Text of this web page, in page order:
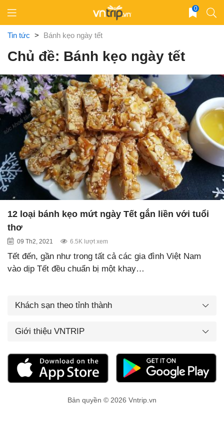
content
0
Tin tức > Bánh kẹo ngày tết
Chủ đề: Bánh kẹo ngày tết
12 loại bánh kẹo mứt ngày Tết gắn liền với tuổi
thơ
09 Th2, 2021 6.5K lượt xem
Tết đến, gần như trong tất cả các gia đình Việt Nam
vào dịp Tết đều chuẩn bị một khay…
Khách sạn theo tỉnh thành
Giới thiệu VNTRIP
Bản quyền © 2026 Vntrip.vn